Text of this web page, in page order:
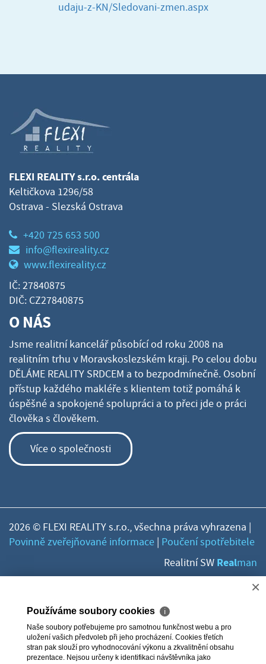
udaju-z-KN/Sledovani-zmen.aspx
FLEXI REALITY s.r.o. centrála
Keltičkova 1296/58
Ostrava - Slezská Ostrava
+420 725 653 500
info@flexireality.cz
www.flexireality.cz
IČ: 27840875
DIČ: CZ27840875
O NÁS
Jsme realitní kancelář působící od roku 2008 na
realitním trhu v Moravskoslezském kraji. Po celou dobu
DĚLÁME REALITY SRDCEM a to bezpodmínečně. Osobní
přístup každého makléře s klientem totiž pomáhá k
úspěšné a spokojené spolupráci a to přeci jde o práci
člověka s člověkem.
Více o společnosti
2026 © FLEXI REALITY s.r.o., všechna práva vyhrazena |
Povinně zveřejňované informace | Poučení spotřebitele
Realitní SW Realman
×
Používáme soubory cookies ℹ
Naše soubory potřebujeme pro samotnou funkčnost webu a pro
uložení vašich předvoleb při jeho procházení. Cookies třetích
stran pak slouží pro vyhodnocování výkonu a zkvalitnění obsahu
prezentace. Nejsou určeny k identifikaci návštěvníka jako